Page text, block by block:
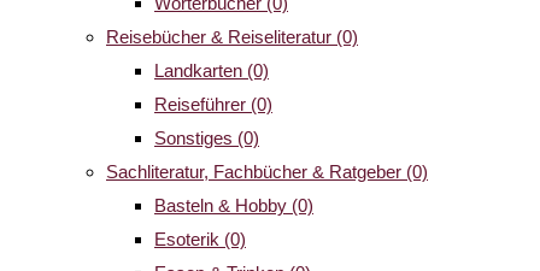
Reisebücher & Reiseliteratur (0)
Landkarten (0)
Reiseführer (0)
Sonstiges (0)
Sachliteratur, Fachbücher & Ratgeber (0)
Basteln & Hobby (0)
Esoterik (0)